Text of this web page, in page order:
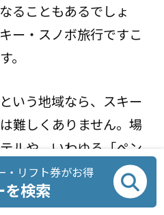
ることもあるでしょ
ー・スノボ旅行ですこ
。
いう地域なら、スキー
難しくありません。場
ルや、いわゆる「ペン
地域ではよく見られる
者の大部分が日帰りを
・リフト券がお得
を検索